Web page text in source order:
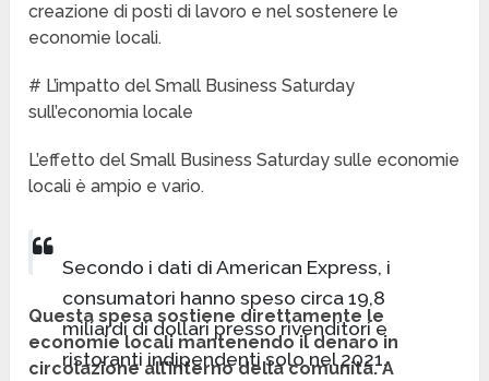
creazione di posti di lavoro e nel sostenere le
economie locali.
# L’impatto del Small Business Saturday
sull’economia locale
L’effetto del Small Business Saturday sulle economie
locali è ampio e vario.
Secondo i dati di American Express, i
consumatori hanno speso circa 19,8
miliardi di dollari presso rivenditori e
ristoranti indipendenti solo nel 2021.
Questa spesa sostiene direttamente le
economie locali mantenendo il denaro in
circolazione all’interno della comunità. A